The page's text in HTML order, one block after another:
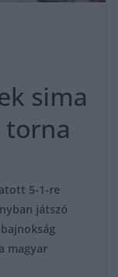
sima
5-1-re
játszó
magyar